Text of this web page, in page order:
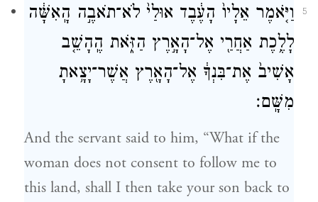
5
וַיֹּ֤אמֶר אֵלָיו֙ הָעֶ֔בֶד אוּלַי֙ לֹא־תֹאבֶ֣ה הָֽאִשָּׁ֔ה
לָלֶ֥כֶת אַחֲרַ֖י אֶל־הָאָ֣רֶץ הַזֹּ֑את הֶֽהָשֵׁ֤ב
אָשִׁיב֙ אֶת־בִּנְךָ֔ אֶל־הָאָ֖רֶץ אֲשֶׁר־יָצָ֥אתָ
מִשָּֽׁם׃
And the servant said to him, “What if the
woman does not consent to follow me to
this land, shall I then take your son back to